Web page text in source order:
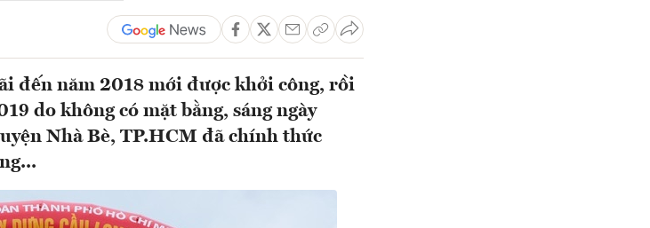
đến năm 2018 mới được khởi công, rồi
do không có mặt bằng, sáng ngày
Nhà Bè, TP.HCM đã chính thức